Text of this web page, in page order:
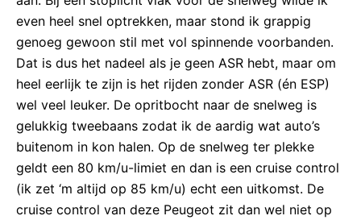
even heel snel optrekken, maar stond ik grappig
genoeg gewoon stil met vol spinnende voorbanden.
Dat is dus het nadeel als je geen ASR hebt, maar om
heel eerlijk te zijn is het rijden zonder ASR (én ESP)
wel veel leuker. De opritbocht naar de snelweg is
gelukkig tweebaans zodat ik de aardig wat auto’s
buitenom in kon halen. Op de snelweg ter plekke
geldt een 80 km/u-limiet en dan is een cruise control
(ik zet ‘m altijd op 85 km/u) echt een uitkomst. De
cruise control van deze Peugeot zit dan wel niet op